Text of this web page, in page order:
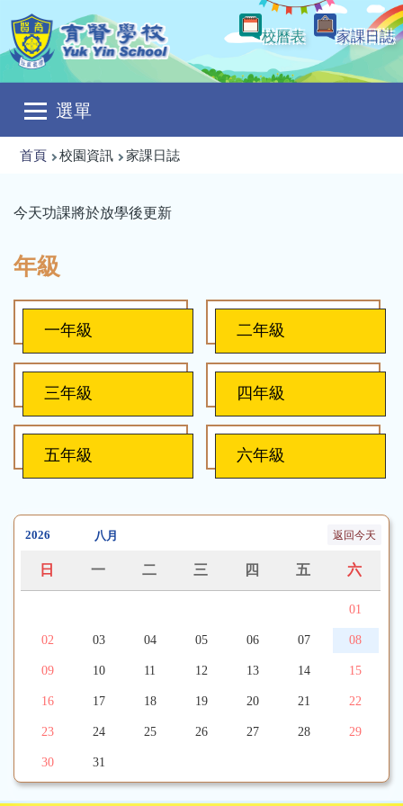
移至主內容
校曆表
家課日誌
選單
Main
navigation
導
連
首頁 校園資訊 家課日誌
今天功課將於放學後更新
年級
一年級 二年級
三年級 四年級
五年級 六年級
返回今天
日 一 二 三 四 五 六
01
02 03 04 05 06 07 08
09 10 11 12 13 14 15
16 17 18 19 20 21 22
23 24 25 26 27 28 29
30 31